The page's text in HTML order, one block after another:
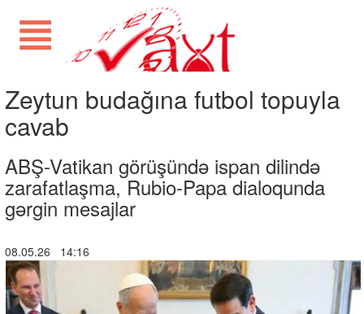
Zeytun budağına futbol topuyla
cavab
ABŞ-Vatikan görüşündə ispan dilində
zarafatlaşma, Rubio-Papa dialoqunda
gərgin mesajlar
08.05.26 14:16